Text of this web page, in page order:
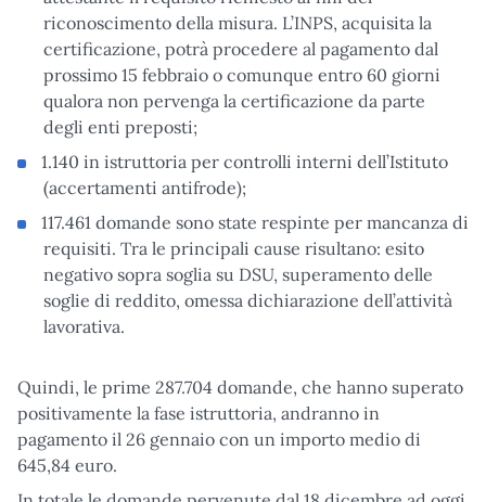
riconoscimento della misura. L’INPS, acquisita la
certificazione, potrà procedere al pagamento dal
prossimo 15 febbraio o comunque entro 60 giorni
qualora non pervenga la certificazione da parte
degli enti preposti;
1.140 in istruttoria per controlli interni dell’Istituto
(accertamenti antifrode);
117.461 domande sono state respinte per mancanza di
requisiti. Tra le principali cause risultano: esito
negativo sopra soglia su DSU, superamento delle
soglie di reddito, omessa dichiarazione dell’attività
lavorativa.
Quindi, le prime 287.704 domande, che hanno superato
positivamente la fase istruttoria, andranno in
pagamento il 26 gennaio con un importo medio di
645,84 euro.